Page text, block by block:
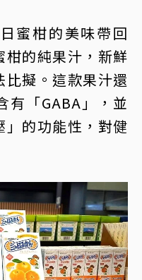
蜜柑的美味帶回
的純果汁，新鮮
擬。這款果汁還
有「GABA」，並
的功能性，對健